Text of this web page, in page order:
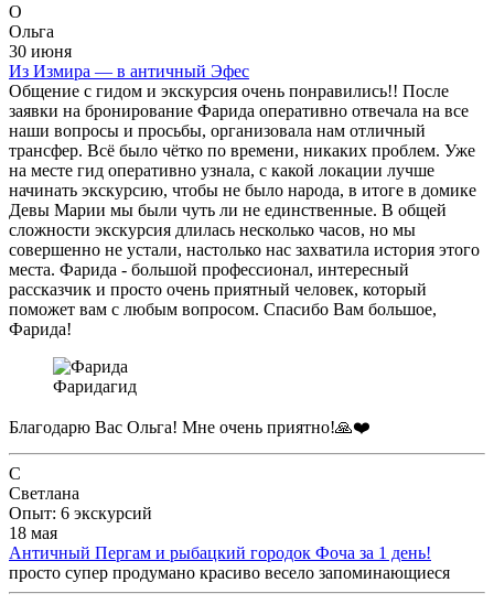
О
Ольга
30 июня
Из Измира — в античный Эфес
Общение с гидом и экскурсия очень понравились!! После
заявки на бронирование Фарида оперативно отвечала на все
наши вопросы и просьбы, организовала нам отличный
трансфер. Всё было чётко по времени, никаких проблем. Уже
на месте гид оперативно узнала, с какой локации лучше
начинать экскурсию, чтобы не было народа, в итоге в домике
Девы Марии мы были чуть ли не единственные. В общей
сложности экскурсия длилась несколько часов, но мы
совершенно не устали, настолько нас захватила история этого
места. Фарида - большой профессионал, интересный
рассказчик и просто очень приятный человек, который
поможет вам с любым вопросом. Спасибо Вам большое,
Фарида!
Фаридагид
Благодарю Вас Ольга! Мне очень приятно!🙏❤️
С
Светлана
Опыт: 6 экскурсий
18 мая
Античный Пергам и рыбацкий городок Фоча за 1 день!
просто супер продумано красиво весело запоминающиеся